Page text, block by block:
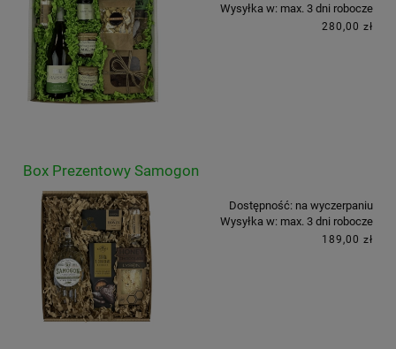
Wysyłka w: max. 3 dni robocze
280,00 zł
Box Prezentowy Samogon
Dostępność: na wyczerpaniu
Wysyłka w: max. 3 dni robocze
189,00 zł